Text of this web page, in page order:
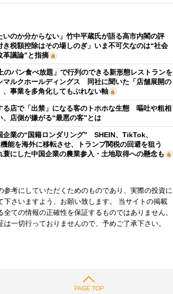
いのか分からない」竹中平蔵氏が語る高市内閣の評
税額控除はその場しのぎ」いま不可欠なのは“社会
革議論”と指摘
のパン食べ放題」で行列のできる新形態レストランを
マルクホールディングス 同社に聞いた「店舗展開の
、事業を多角化してもぶれない軸
る店で「出禁」になる客のトホホな生態 嘔吐や粗相
、店側が嫌がる“最悪の客”とは
企業の“国籍ロンダリング” SHEIN、TikTok、
能を海外に移転させ、トランプ関税の回避を狙う
蓑にした中国企業の農業参入・土地取得への懸念も
考にしていただくためのものであり、実際の投資に
さいますよう、お願い致します。 当サイトの掲載
ての情報の正確性を保証するものではありません。
一切行っておりませんので、予めご了承下さい。
PAGE TOP